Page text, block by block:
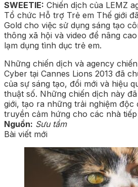
SWEETIE: Chiến dịch của LEMZ
Tổ chức Hỗ trợ Trẻ em Thế giới
Gold cho việc sử dụng sáng tạo
thông xã hội và video để nâng
lạm dụng tình dục trẻ em.
Những chiến dịch và agency
Cyber tại Cannes Lions 2013 đã
của sự sáng tạo, đổi mới và hiệu
thuật số. Những chiến dịch này
giới, tạo ra những trải nghiệm độc
truyền cảm hứng cho các nhà
Nguồn: Sưu tầm
Bài viết mới